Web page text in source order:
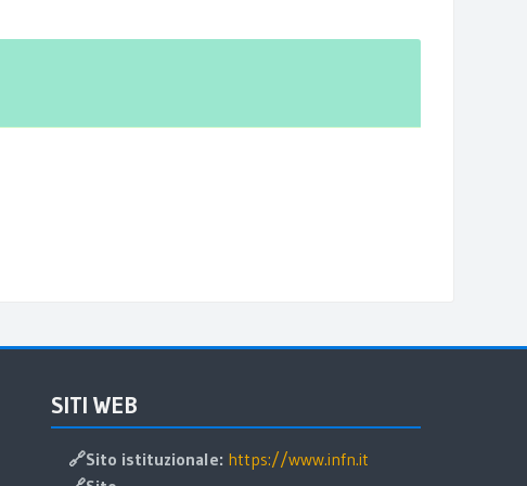
SITI WEB
🔗Sito istituzionale: https://www.infn.it